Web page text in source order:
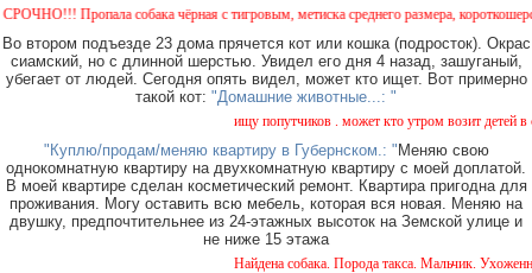
Пропала собака чёрная с тигровым, метиска среднего размера,
Во втором подъезде 23 дома прячется кот или кошка (подросток). Окрас
сиамский, но с длинной шерстью. Увидел его дня 4 назад, зашуганый,
убегает от людей. Сегодня опять видел, может кто ищет. Вот примерно
такой кот: "Домашние животные...: "
ищу попутчиков . может кто утром возит детей в
"Куплю/продам/меняю квартиру в Губернском.: " Меняю свою
однокомнатную квартиру на двухкомнатную квартиру с моей доплатой.
В моей квартире сделан косметический ремонт. Квартира пригодна для
проживания. Могу оставить всю мебель, которая вся новая. Меняю на
двушку, предпочтительнее из 24-этажных высоток на Земской улице и
не ниже 15 этажа
Найдена собака. Порода такса. Мальчик.